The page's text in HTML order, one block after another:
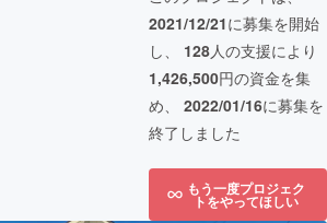
2021/12/21に募集を開始
し、 128人の支援により
1,426,500円の資金を集
め、 2022/01/16に募集を
終了しました
もう一度プロジェク
トをやってほしい